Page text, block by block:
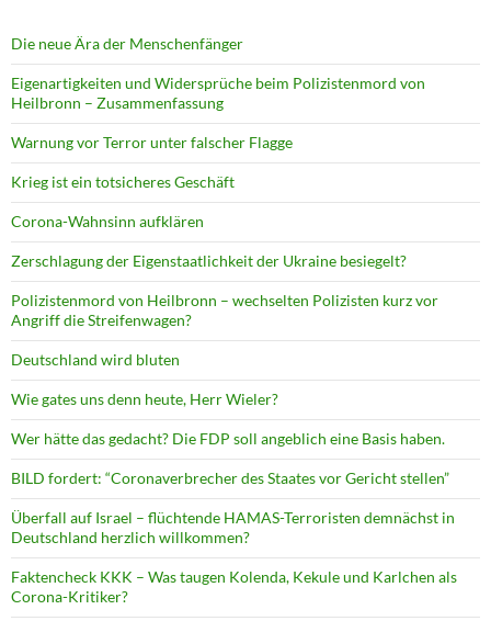
Die neue Ära der Menschenfänger
Eigenartigkeiten und Widersprüche beim Polizistenmord von
Heilbronn – Zusammenfassung
Warnung vor Terror unter falscher Flagge
Krieg ist ein totsicheres Geschäft
Corona-Wahnsinn aufklären
Zerschlagung der Eigenstaatlichkeit der Ukraine besiegelt?
Polizistenmord von Heilbronn – wechselten Polizisten kurz vor
Angriff die Streifenwagen?
Deutschland wird bluten
Wie gates uns denn heute, Herr Wieler?
Wer hätte das gedacht? Die FDP soll angeblich eine Basis haben.
BILD fordert: “Coronaverbrecher des Staates vor Gericht stellen”
Überfall auf Israel – flüchtende HAMAS-Terroristen demnächst in
Deutschland herzlich willkommen?
Faktencheck KKK – Was taugen Kolenda, Kekule und Karlchen als
Corona-Kritiker?